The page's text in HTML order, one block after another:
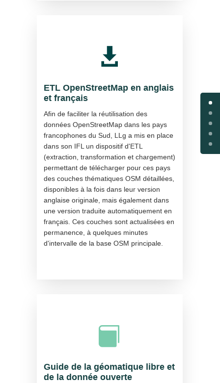

ETL OpenStreetMap en anglais
et français
Afin de faciliter la réutilisation des
données OpenStreetMap dans les pays
francophones du Sud, LLg a mis en place
dans son IFL un dispositif d'ETL
(extraction, transformation et chargement)
permettant de télécharger pour ces pays
des couches thématiques OSM détaillées,
disponibles à la fois dans leur version
anglaise originale, mais également dans
une version traduite automatiquement en
français. Ces couches sont actualisées en
permanence, à quelques minutes
d'intervalle de la base OSM principale.

Guide de la géomatique libre et
de la donnée ouverte